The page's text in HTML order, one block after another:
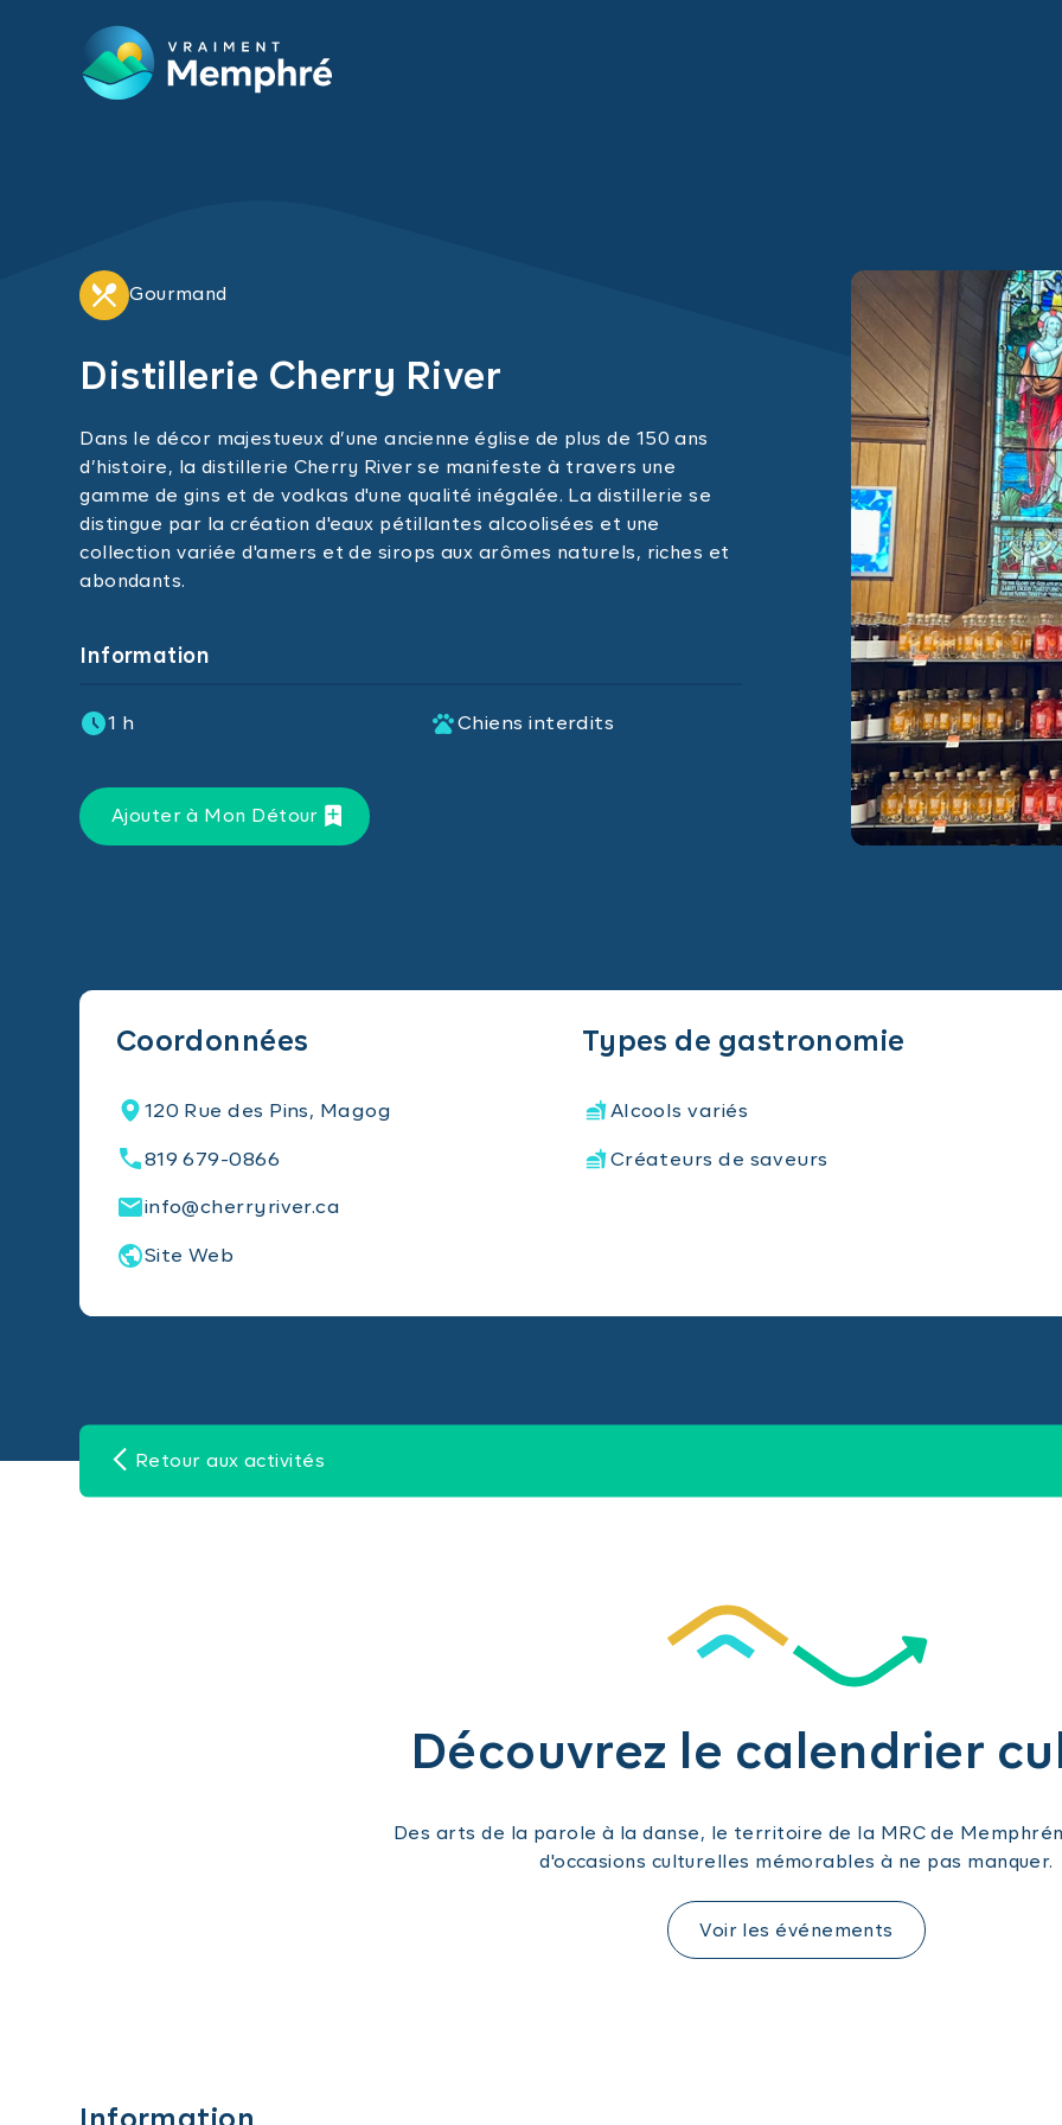
Gourmand
Distillerie Cherry River
Dans le décor majestueux d’une ancienne église de plus de 150 ans
d’histoire, la distillerie Cherry River se manifeste à travers une
gamme de gins et de vodkas d'une qualité inégalée. La distillerie se
distingue par la création d'eaux pétillantes alcoolisées et une
collection variée d'amers et de sirops aux arômes naturels, riches et
abondants.
Information
1 h Chiens interdits
Ajouter à Mon Détour
Coordonnées
120 Rue des Pins, Magog
819 679-0866
info@cherryriver.ca
Site Web
Types de gastronomie
Alcools variés
Créateurs de saveurs
Retour aux activités
Découvrez le calendrier
Des arts de la parole à la danse, le territoire de la MRC de
d'occasions culturelles mémorables à ne pas manquer.
Voir les événements